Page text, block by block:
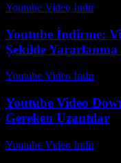
Youtube Video İndir-
Youtube İndirme:
Şekilde Yararlanma
Youtube Video İndir-
Youtube Video
Gereken Uzantılar
Youtube Video İndir-